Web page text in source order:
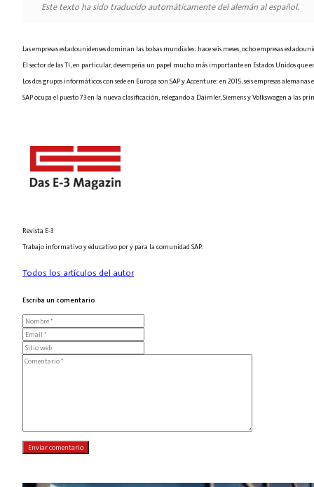
Este texto ha sido traducido automáticamente del alemán al español.
Las empresas estadounidenses dominan las bolsas mundiales: hace seis meses, ocho empresas
El sector de las TI, en particular, desempeña un papel mucho más importante en Estados Unidos que
Los dos grupos informáticos con sede en Europa son SAP y Accenture: en 2015, seis empresas
SAP ocupa el puesto 73 en la nueva clasificación, relegando a Daimler, Siemens y Volkswagen a las
Revista E-3
Trabajo informativo y educativo por y para la comunidad SAP.
Todos los artículos del autor
Escriba un comentario